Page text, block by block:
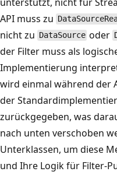
API muss zu
nicht zu DataSource oder
der Filter muss als
Implementierung
wird einmal während der
der
zurückgegeben, was
nach unten verschoben
Unterklassen, um diese
und Ihre Logik für Filter-